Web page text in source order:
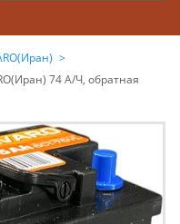
74 А/Ч, обратная